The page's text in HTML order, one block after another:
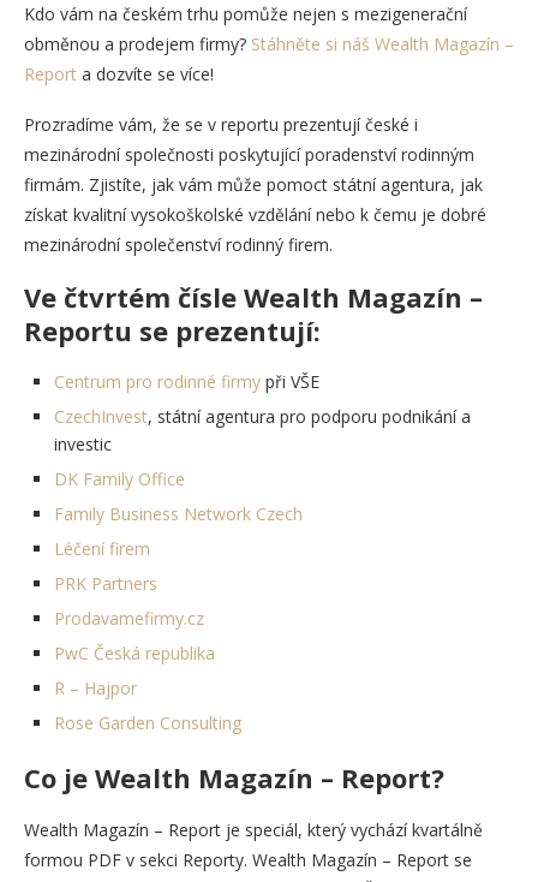
Kdo vám na českém trhu pomůže nejen s mezigenerační
obměnou a prodejem firmy? Stáhněte si náš Wealth Magazín –
Report a dozvíte se více!
Prozradíme vám, že se v reportu prezentují české i
mezinárodní společnosti poskytující poradenství rodinným
firmám. Zjistíte, jak vám může pomoct státní agentura, jak
získat kvalitní vysokoškolské vzdělání nebo k čemu je dobré
mezinárodní společenství rodinný firem.
Ve čtvrtém čísle Wealth Magazín –
Reportu se prezentují:
Centrum pro rodinné firmy při VŠE
CzechInvest, státní agentura pro podporu podnikání a
investic
DK Family Office
Family Business Network Czech
Léčení firem
PRK Partners
Prodavamefirmy.cz
PwC Česká republika
R – Hajpor
Rose Garden Consulting
Co je Wealth Magazín – Report?
Wealth Magazín – Report je speciál, který vychází kvartálně
formou PDF v sekci Reporty. Wealth Magazín – Report se